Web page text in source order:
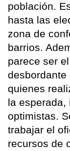
población.
hasta las
zona de
barrios.
parece ser
desbordante
quienes
la esperada,
optimistas.
trabajar el
recursos de